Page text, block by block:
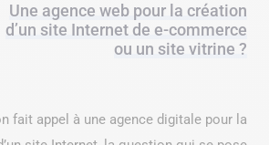
Une agence web pour la création
d’un site Internet de e-commerce
ou un site vitrine ?
fait appel à une agence digitale pour la